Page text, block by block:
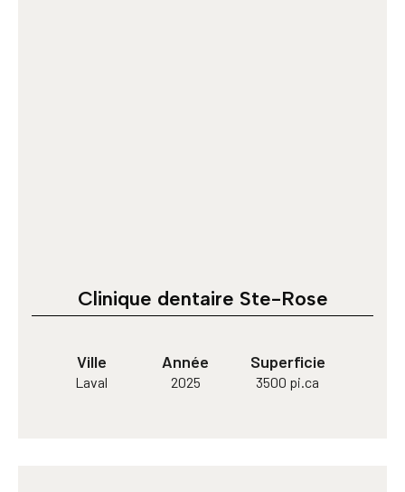
Clinique dentaire Ste-Rose
Ville
Laval
Année
2025
Superficie
3500 pi.ca